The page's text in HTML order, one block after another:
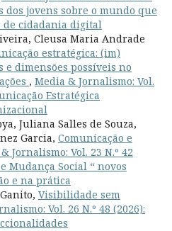
dos jovens sobre o mundo que
de cidadania digital
Cleusa Maria Andrade
estratégica: (im)
e dimensões possíveis no
, Media & Jornalismo: Vol.
Estratégica
Juliana Salles de Souza,
Garcia, Comunicação e
Jornalismo: Vol. 23 N.º 42
Mudança Social “ novos
e na prática
Visibilidade sem
Vol. 26 N.º 48 (2026):